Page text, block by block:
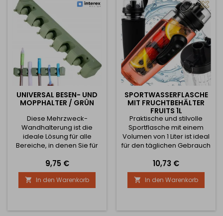
griffbereit. ⭐ Hauptvorteile:
✅ 6 fest angebrachte...
griffbereit. ⭐ Hauptvorteile:
✅ 6 fest angebrachte...
UNIVERSAL BESEN- UND
MOPPHALTER / GRÜN
Diese Mehrzweck-
Wandhalterung ist die
ideale Lösung für alle
Bereiche, in denen Sie für
Ob im
Hauswirtschaftsraum, in der
Garage, in der Küche, im
Garten oder in der
Ihnen, sowohl Werkzeuge
Preis
9,75 €
 In den Warenkorb
SPORTWASSERFLASCHE
MIT FRUCHTBEHÄLTER
FRUITS 1L
Praktische und stilvolle
Sportflasche mit einem
Volumen von 1 Liter ist ideal
für den täglichen Gebrauch
oder Reisen. Dank des 100%
auslaufsicheren, fruchtigen
Innenbehälters und des
ergonomischen Designs
über für eine bequeme und
Preis
10,73 €
 In den Warenkorb